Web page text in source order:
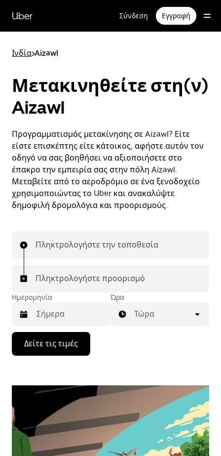
κύριο
περιεχόμενο
Uber Σύνδεση Εγγραφή
Ινδία>Aizawl
Μετακινηθείτε στη(ν)
Aizawl
Προγραμματισμός μετακίνησης σε Aizawl? Είτε
είστε επισκέπτης είτε κάτοικος, αφήστε αυτόν τον
οδηγό να σας βοηθήσει να αξιοποιήσετε στο
έπακρο την εμπειρία σας στην πόλη Aizawl.
Μεταβείτε από το αεροδρόμιο σε ένα ξενοδοχείο
χρησιμοποιώντας το Uber και ανακαλύψτε
δημοφιλή δρομολόγια και προορισμούς.
Πληκτρολογήστε την τοποθεσία
Πληκτρολογήστε προορισμό
Ημερομηνία
Πατήστε
πλήκτρο
να
μετακινηθείτε
στο
ημερολόγιο
Ώρα
Τώρα
Δείτε τις τιμές